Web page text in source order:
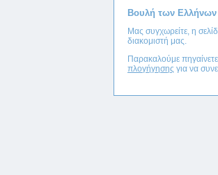
Βουλή των Ελλήνων
Μας συγχωρείτε, η
διακομιστή μας.
Παρακαλούμε
πλογήγησης για να